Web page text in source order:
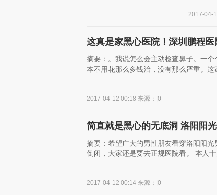
2017-04-
这真是家黑心医院！深圳鹏程
摘要：。我说怎么会主动检查鼻子。一
本不用花那么多钱治，没有那么严重。这
2017-04-12 00:18 来源：|0
简直就是黑心的无底洞 洛阳阳
摘要：希望广大的男性朋友看穿洛阳阳
倒闭，大家还是要去正规医院看。 本人
2017-04-12 00:14 来源：|0